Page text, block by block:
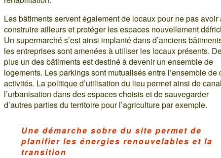
Les bâtiments servent également de locaux pour ne pas avoir
construire ailleurs et protéger les espaces nouvellement
Un supermarché s’est ainsi implanté dans d’anciens
les entreprises sont amenées à utiliser les locaux présents.
plus un des bâtiments est destiné à devenir un ensemble de
logements. Les parkings sont mutualisés entre l’ensemble de
activités. La politique d’utilisation du lieu permet ainsi de
l’urbanisation dans des espaces choisis et de sauvegarder
d’autres parties du territoire pour l’agriculture par exemple.
Une démarche sobre du site permet de
planifier les énergies renouvelables et la
transition